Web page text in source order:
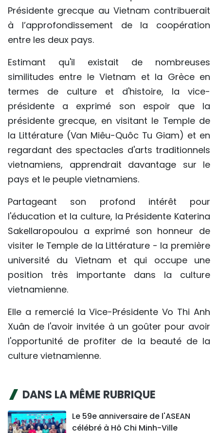
TIẾNG VIỆT
ENGLISH
РУССКИЙ
ESPAÑOL
Présidente grecque au Vietnam contribuerait
à l’approfondissement de la coopération
entre les deux pays.
Estimant qu'il existait de nombreuses
similitudes entre le Vietnam et la Grèce en
termes de culture et d'histoire, la vice-
présidente a exprimé son espoir que la
présidente grecque, en visitant le Temple de
la Littérature (Van Miêu-Quôc Tu Giam) et en
regardant des spectacles d'arts traditionnels
vietnamiens, apprendrait davantage sur le
pays et le peuple vietnamiens.
Partageant son profond intérêt pour
l'éducation et la culture, la Présidente Katerina
Sakellaropoulou a exprimé son honneur de
visiter le Temple de la Littérature - la première
université du Vietnam et qui occupe une
position très importante dans la culture
vietnamienne.
Elle a remercié la Vice-Présidente Vo Thi Anh
Xuân de l'avoir invitée à un goûter pour avoir
l'opportunité de profiter de la beauté de la
culture vietnamienne.
DANS LA MÊME RUBRIQUE
Le 59e anniversaire de l'ASEAN
célébré à Hô Chi Minh-Ville